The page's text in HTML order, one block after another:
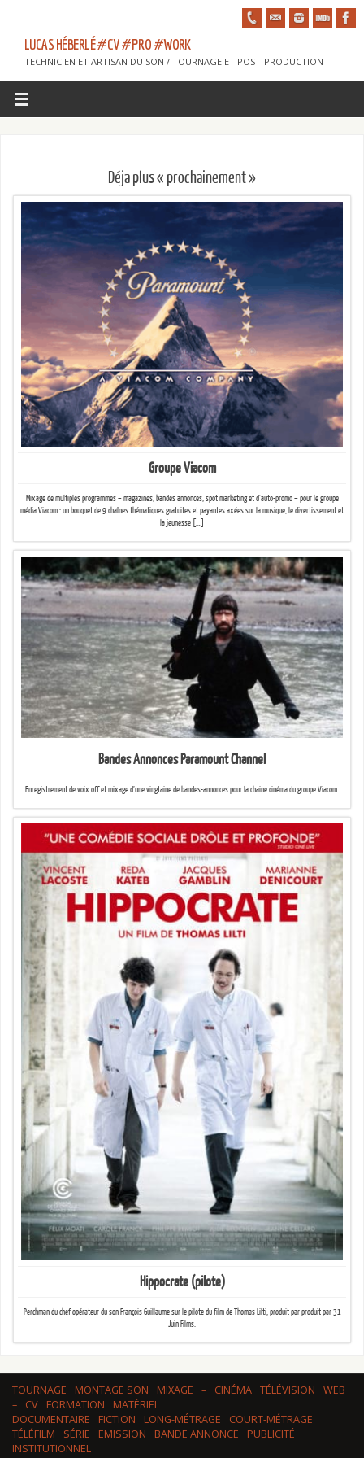
LUCAS HÉBERLÉ #CV #PRO #WORK
TECHNICIEN ET ARTISAN DU SON / TOURNAGE ET POST-PRODUCTION
Déja plus « prochainement »
Groupe Viacom
Mixage de multiples programmes – magazines, bandes annonces, spot marketing et d’auto-promo – pour le groupe
média Viacom : un bouquet de 9 chaînes thématiques gratuites et payantes axées sur la musique, le divertissement et
la jeunesse […]
Bandes Annonces Paramount Channel
Enregistrement de voix off et mixage d’une vingtaine de bandes-annonces pour la chaine cinéma du groupe Viacom.
Hippocrate (pilote)
Perchman du chef opérateur du son François Guillaume sur le pilote du film de Thomas Lilti, produit par produit par 31
Juin Films.
TOURNAGE MONTAGE SON MIXAGE – CINÉMA TÉLÉVISION
WEB
–
CV FORMATION
MATÉRIEL
DOCUMENTAIRE
FICTION LONG-MÉTRAGE
COURT-MÉTRAGE
TÉLÉFILM
SÉRIE EMISSION BANDE ANNONCE
PUBLICITÉ
INSTITUTIONNEL